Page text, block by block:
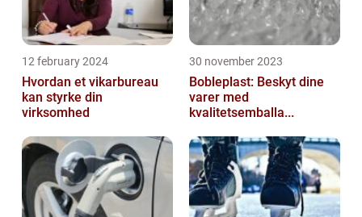
12 february 2024
Hvordan et vikarbureau
kan styrke din
virksomhed
30 november 2023
Bobleplast: Beskyt dine
varer med
kvalitetsemballa...